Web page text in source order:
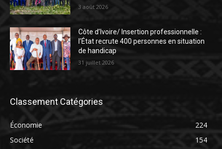
3 août 2026
Côte d’Ivoire/ Insertion professionnelle :
l’État recrute 400 personnes en situation
de handicap
31 juillet 2026
Classement Catégories
Économie
224
Société
154